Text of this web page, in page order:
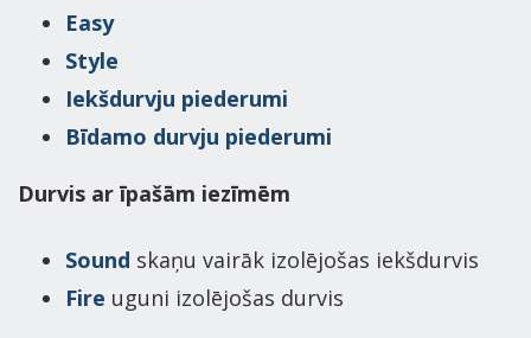
Easy
Style
Iekšdurvju piederumi
Bīdamo durvju piederumi
Durvis ar īpašām iezīmēm
Sound skaņu vairāk izolējošas iekšdurvis
Fire uguni izolējošas durvis